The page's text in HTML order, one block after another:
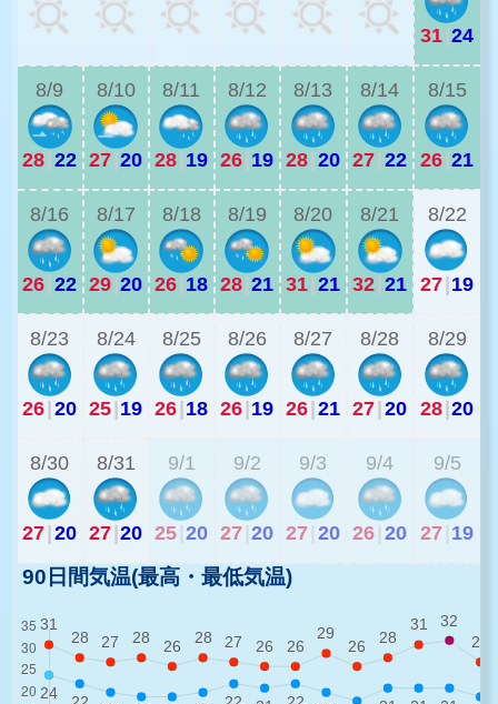
31|24
8/9
28|22
8/10
27|20
8/11
28|19
8/12
26|19
8/13
28|20
8/14
27|22
8/15
26|21
8/16
26|22
8/17
29|20
8/18
26|18
8/19
28|21
8/20
31|21
8/21
32|21
8/22
27|19
8/23
26|20
8/24
25|19
8/25
26|18
8/26
26|19
8/27
26|21
8/28
27|20
8/29
28|20
8/30
27|20
8/31
27|20
9/1
25 20
9/2
27 20
9/3
27 20
9/4
26 20
9/5
27 19
90日間気温(最高・最低気温)